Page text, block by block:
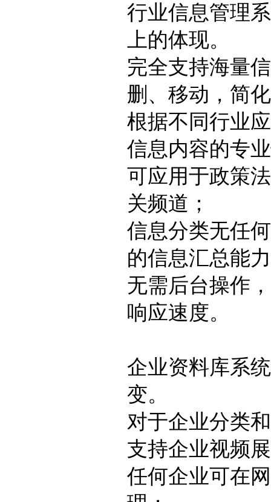
行业信息管理
上的体现。
完全支持海量
删、移动，简
根据不同行业
信息内容的专
可应用于政策
关频道；
信息分类无任
的信息汇总能
无需后台操作
响应速度。
企业资料库系
变。
对于企业分类
支持企业视频
任何企业可在